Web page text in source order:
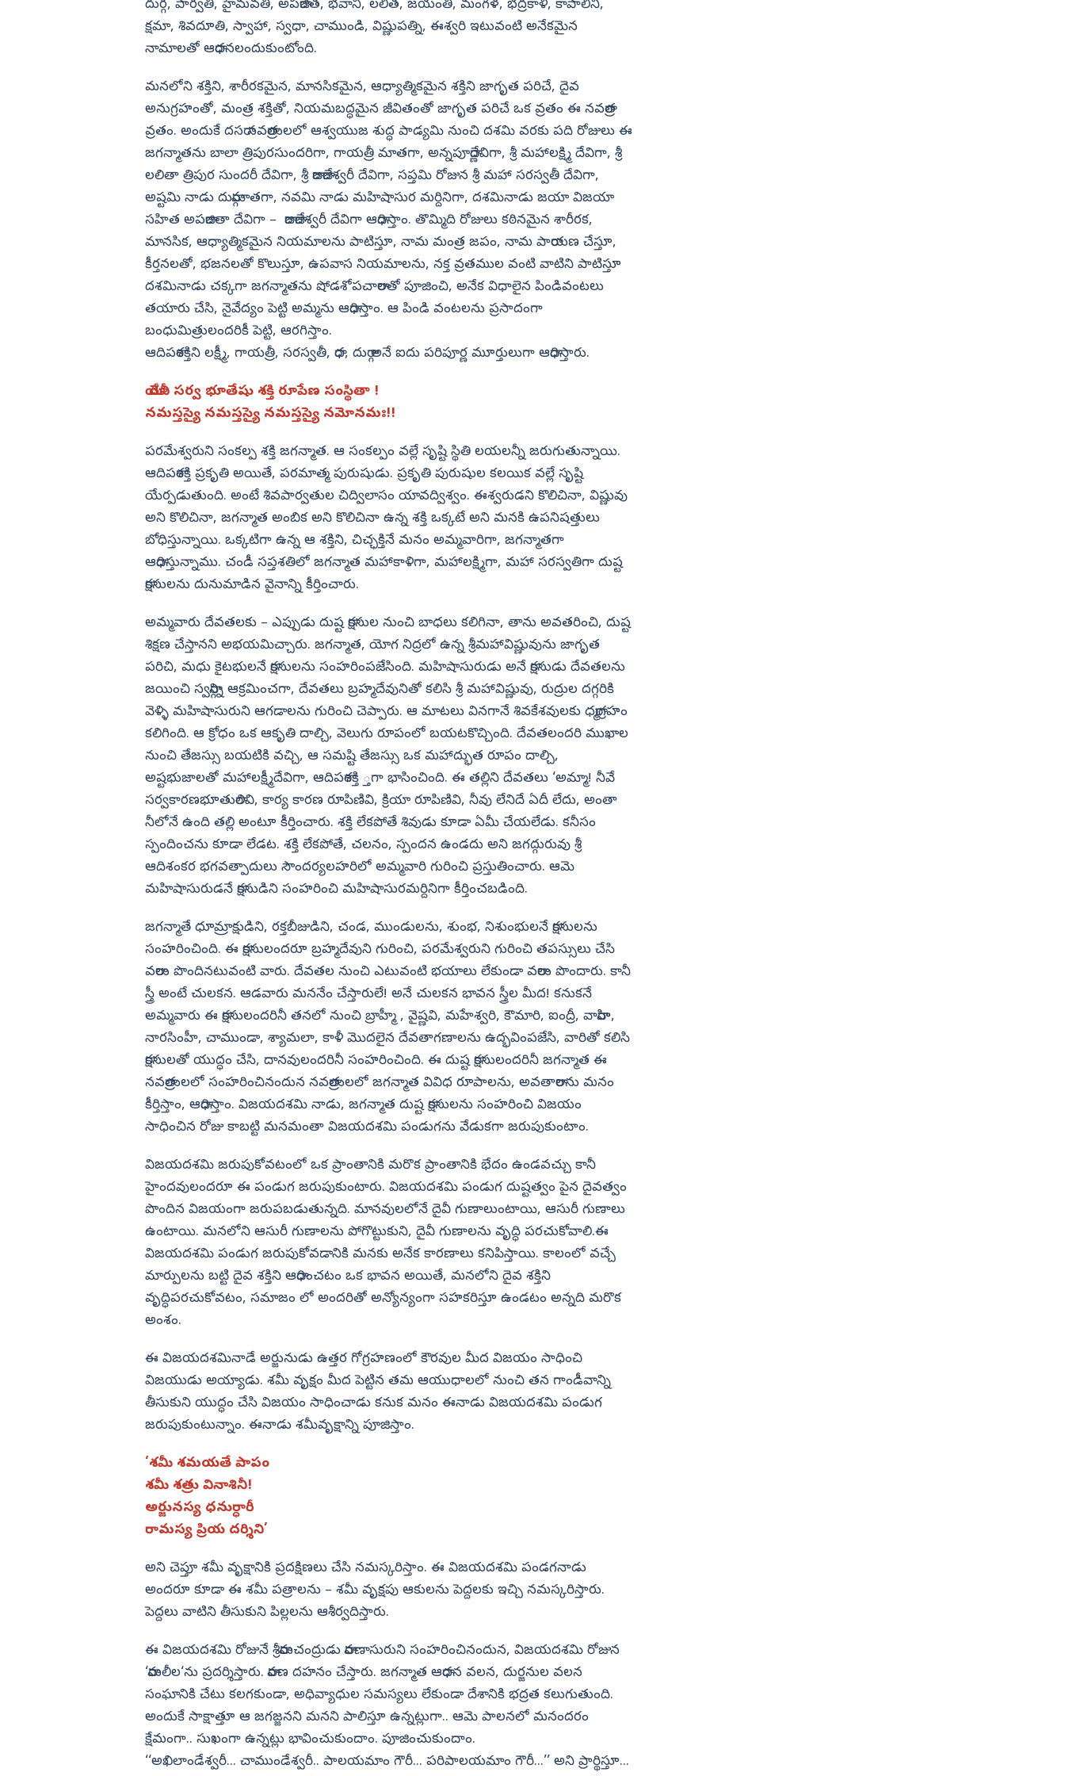
దుర్గ, పార్వతి, హైమవతి, అపరాజిత, భవాని, లలిత, జయంతి, మంగళ, భద్రకాళి, కాపాలిని,
క్షమా, శివదూతి, స్వాహా, స్వధా, చాముండి, విష్ణుపత్ని, ఈశ్వరి ఇటువంటి అనేకమైన
నామాలతో ఆరాధనలందుకుంటోంది.
మనలోని శక్తిని, శారీరకమైన, మానసికమైన, ఆధ్యాత్మికమైన శక్తిని జాగృత పరిచే, దైవ
అనుగ్రహంతో, మంత్ర శక్తితో, నియమబద్ధమైన జీవితంతో జాగృత పరిచే ఒక వ్రతం ఈ నవరాత్ర
వ్రతం. అందుకే దసరా నవరాత్రులలో ఆశ్వయుజ శుద్ధ పాడ్యమి నుంచి దశమి వరకు పది రోజులు ఈ
జగన్మాతను బాలా త్రిపురసుందరిగా, గాయత్రీ మాతగా, అన్నపూర్ణాదేవిగా, శ్రీ మహాలక్ష్మి దేవిగా, శ్రీ
లలితా త్రిపుర సుందరీ దేవిగా, శ్రీ రాజరాజేశ్వరీ దేవిగా, సప్తమి రోజున శ్రీ మహా సరస్వతీ దేవిగా,
అష్టమి నాడు దుర్గామాతగా, నవమి నాడు మహిషాసుర మర్దినిగా, దశమినాడు జయా విజయా
సహిత అపరాజితా దేవిగా – రాజరాజేశ్వరీ దేవిగా ఆరాధిస్తాం. తొమ్మిది రోజులు కఠినమైన శారీరక,
మానసిక, ఆధ్యాత్మికమైన నియమాలను పాటిస్తూ, నామ మంత్ర జపం, నామ పారాయణ చేస్తూ,
కీర్తనలతో, భజనలతో కొలుస్తూ, ఉపవాస నియమాలను, నక్త వ్రతముల వంటి వాటిని పాటిస్తూ
దశమినాడు చక్కగా జగన్మాతను షోడశోపచారాలతో పూజించి, అనేక విధాలైన పిండివంటలు
తయారు చేసి, నైవేద్యం పెట్టి అమ్మను ఆరాధిస్తాం. ఆ పిండి వంటలను ప్రసాదంగా
బంధుమిత్రులందరికీ పెట్టి, ఆరగిస్తాం.
ఆదిపరాశక్తిని లక్ష్మీ, గాయత్రీ, సరస్వతీ, రాధ, దుర్గా అనే ఐదు పరిపూర్ణ మూర్తులుగా ఆరాధిస్తారు.
యా దేవీ సర్వ భూతేషు శక్తి రూపేణ సంస్థితా !
నమస్తస్యై నమస్తస్యై నమస్తస్యై నమోనమః!!
పరమేశ్వరుని సంకల్ప శక్తి జగన్మాత. ఆ సంకల్పం వల్లే సృష్టి స్థితి లయలన్నీ జరుగుతున్నాయి.
ఆదిపరాశక్తి ప్రకృతి అయితే, పరమాత్మ పురుషుడు. ప్రకృతి పురుషుల కలయిక వల్లే సృష్టి
యేర్పడుతుంది. అంటే శివపార్వతుల చిద్విలాసం యావద్విశ్వం. ఈశ్వరుడని కొలిచినా, విష్ణువు
అని కొలిచినా, జగన్మాత అంబిక అని కొలిచినా ఉన్న శక్తి ఒక్కటే అని మనకి ఉపనిషత్తులు
బోధిస్తున్నాయి. ఒక్కటిగా ఉన్న ఆ శక్తిని, చిచ్ఛక్తినే మనం అమ్మవారిగా, జగన్మాతగా
ఆరాధిస్తున్నాము. చండీ సప్తశతిలో జగన్మాత మహాకాళిగా, మహాలక్ష్మిగా, మహా సరస్వతిగా దుష్ట
రాక్షసులను దునుమాడిన వైనాన్ని కీర్తించారు.
అమ్మవారు దేవతలకు – ఎప్పుడు దుష్ట రాక్షసుల నుంచి బాధలు కలిగినా, తాను అవతరించి, దుష్ట
శిక్షణ చేస్తానని అభయమిచ్చారు. జగన్మాత, యోగ నిద్రలో ఉన్న శ్రీమహావిష్ణువును జాగృత
పరిచి, మధు కైటభులనే రాక్షసులను సంహరింపజేసింది. మహిషాసురుడు అనే రాక్షసుడు దేవతలను
జయించి స్వర్గాన్ని ఆక్రమించగా, దేవతలు బ్రహ్మదేవునితో కలిసి శ్రీ మహావిష్ణువు, రుద్రుల దగ్గరికి
వెళ్ళి మహిషాసురుని ఆగడాలను గురించి చెప్పారు. ఆ మాటలు వినగానే శివకేశవులకు ధర్మాగ్రహం
కలిగింది. ఆ క్రోధం ఒక ఆకృతి దాల్చి, వెలుగు రూపంలో బయటకొచ్చింది. దేవతలందరి ముఖాల
నుంచి తేజస్సు బయటికి వచ్చి, ఆ సమష్టి తేజస్సు ఒక మహాద్భుత రూపం దాల్చి,
అష్టభుజాలతో మహాలక్ష్మీదేవిగా, ఆదిపరాశక్తి ్తగా భాసించింది. ఈ తల్లిని దేవతలు ‘అమ్మా! నీవే
సర్వకారణభూతురాలివి, కార్య కారణ రూపిణివి, క్రియా రూపిణివి, నీవు లేనిదే ఏదీ లేదు, అంతా
నీలోనే ఉంది తల్లి అంటూ కీర్తించారు. శక్తి లేకపోతే శివుడు కూడా ఏమీ చేయలేడు. కనీసం
స్పందించను కూడా లేడట. శక్తి లేకపోతే, చలనం, స్పందన ఉండదు అని జగద్గురువు శ్రీ
ఆదిశంకర భగవత్పాదులు సౌందర్యలహరిలో అమ్మవారి గురించి ప్రస్తుతించారు. ఆమె
మహిషాసురుడనే రాక్షసుడిని సంహరించి మహిషాసురమర్దినిగా కీర్తించబడింది.
జగన్మాతే ధూమ్రాక్షుడిని, రక్తబీజుడిని, చండ, ముండులను, శుంభ, నిశుంభులనే రాక్షసులను
సంహరించింది. ఈ రాక్షసులందరూ బ్రహ్మదేవుని గురించి, పరమేశ్వరుని గురించి తపస్సులు చేసి
వరాలు పొందినటువంటి వారు. దేవతల నుంచి ఎటువంటి భయాలు లేకుండా వరాలు పొందారు. కానీ
స్త్రీ అంటే చులకన. ఆడవారు మననేం చేస్తారులే! అనే చులకన భావన స్త్రీల మీద! కనుకనే
అమ్మవారు ఈ రాక్షసులందరినీ తనలో నుంచి బ్రాహ్మీ , వైష్ణవి, మహేశ్వరి, కౌమారి, ఐంద్రీ, వారాహి,
నారసింహీ, చాముండా, శ్యామలా, కాళీ మొదలైన దేవతాగణాలను ఉద్భవింపజేసి, వారితో కలిసి
రాక్షసులతో యుద్ధం చేసి, దానవులందరినీ సంహరించింది. ఈ దుష్ట రాక్షసులందరినీ జగన్మాత ఈ
నవరాత్రులలో సంహరించినందున నవరాత్రులలో జగన్మాత వివిధ రూపాలను, అవతారాలను మనం
కీర్తిస్తాం, ఆరాధిస్తాం. విజయదశమి నాడు, జగన్మాత దుష్ట రాక్షసులను సంహరించి విజయం
సాధించిన రోజు కాబట్టి మనమంతా విజయదశమి పండుగను వేడుకగా జరుపుకుంటాం.
విజయదశమి జరుపుకోవటంలో ఒక ప్రాంతానికి మరొక ప్రాంతానికి భేదం ఉండవచ్చు కానీ
హైందవులందరూ ఈ పండుగ జరుపుకుంటారు. విజయదశమి పండుగ దుష్టత్వం పైన దైవత్వం
పొందిన విజయంగా జరుపబడుతున్నది. మానవులలోనే దైవీ గుణాలుంటాయి, ఆసురీ గుణాలు
ఉంటాయి. మనలోని ఆసురీ గుణాలను పోగొట్టుకుని, దైవీ గుణాలను వృద్ధి పరచుకోవాలి.ఈ
విజయదశమి పండుగ జరుపుకోవడానికి మనకు అనేక కారణాలు కనిపిస్తాయి. కాలంలో వచ్చే
మార్పులను బట్టి దైవ శక్తిని ఆరాధించటం ఒక భావన అయితే, మనలోని దైవ శక్తిని
వృద్ధిపరచుకోవటం, సమాజం లో అందరితో అన్యోన్యంగా సహకరిస్తూ ఉండటం అన్నది మరొక
అంశం.
ఈ విజయదశమినాడే అర్జునుడు ఉత్తర గోగ్రహణంలో కౌరవుల మీద విజయం సాధించి
విజయుడు అయ్యాడు. శమీ వృక్షం మీద పెట్టిన తమ ఆయుధాలలో నుంచి తన గాండీవాన్ని
తీసుకుని యుద్ధం చేసి విజయం సాధించాడు కనుక మనం ఈనాడు విజయదశమి పండుగ
జరుపుకుంటున్నాం. ఈనాడు శమీవృక్షాన్ని పూజిస్తాం.
‘శమీ శమయతే పాపం
శమీ శత్రు వినాశినీ!
అర్జునస్య ధనుర్ధారీ
రామస్య ప్రియ దర్శిని’
అని చెప్తూ శమీ వృక్షానికి ప్రదక్షిణలు చేసి నమస్కరిస్తాం. ఈ విజయదశమి పండగనాడు
అందరూ కూడా ఈ శమీ పత్రాలను – శమీ వృక్షపు ఆకులను పెద్దలకు ఇచ్చి నమస్కరిస్తారు.
పెద్దలు వాటిని తీసుకుని పిల్లలను ఆశీర్వదిస్తారు.
ఈ విజయదశమి రోజునే శ్రీరామచంద్రుడు రావణాసురుని సంహరించినందున, విజయదశమి రోజున
‘రామలీల‘ను ప్రదర్శిస్తారు. రావణ దహనం చేస్తారు. జగన్మాత ఆరాధన వలన, దుర్జనుల వలన
సంఘానికి చేటు కలగకుండా, అధివ్యాధుల సమస్యలు లేకుండా దేశానికి భద్రత కలుగుతుంది.
అందుకే సాక్షాత్తూ ఆ జగజ్జనని మనని పాలిస్తూ ఉన్నట్లుగా.. ఆమె పాలనలో మనందరం
క్షేమంగా.. సుఖంగా ఉన్నట్లు భావించుకుందాం. పూజించుకుందాం.
‘‘అఖిలాండేశ్వరీ... చాముండేశ్వరీ.. పాలయమాం గౌరీ... పరిపాలయమాం గౌరీ...’’ అని ప్రార్థిస్తూ...